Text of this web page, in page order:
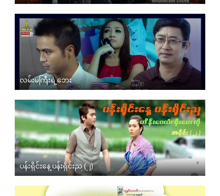
လမ်းမကြီးရဲ့ဘေး
ပန်းရိုင်းနေ့ ပန်းရိုင်းည (၂)